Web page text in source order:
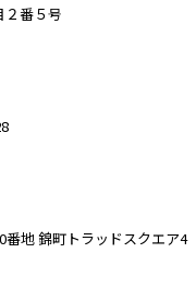
２番５号
番地 錦町トラッドスクエア4